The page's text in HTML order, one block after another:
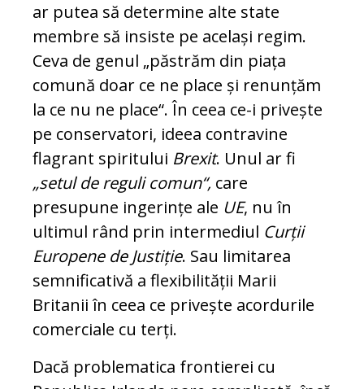
ar putea să determine alte state
membre să insiste pe același regim.
Ceva de genul „păstrăm din piața
comună doar ce ne place și renunțăm
la ce nu ne place“. În ceea ce-i privește
pe conservatori, ideea contravine
flagrant spiritului Brexit. Unul ar fi
„setul de reguli comun“, care
presupune ingerințe ale UE, nu în
ultimul rând prin intermediul Curții
Europene de Justiție. Sau limitarea
semnificativă a flexibilității Marii
Britanii în ceea ce privește acordurile
comerciale cu terți.
Dacă problematica frontierei cu